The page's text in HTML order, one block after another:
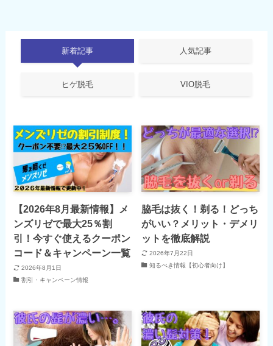
新着記事 人気記事
ヒゲ脱毛 VIO脱毛
【2026年8月最新情報】メ
ンズリゼで最大25％割
引！今すぐ使えるクーポン
コード＆キャンペーン一覧
2026年8月1日
割引・キャンペーン情報
脇毛は抜く！剃る！どっち
がいい？メリット・デメリ
ットを徹底解説
2026年7月22日
知るべき情報【初心者向け】